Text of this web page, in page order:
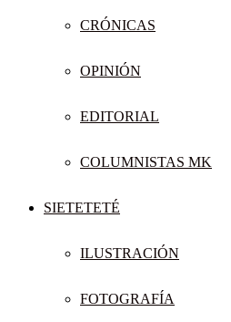
CRÓNICAS
OPINIÓN
EDITORIAL
COLUMNISTAS MK
SIETETETÉ
ILUSTRACIÓN
FOTOGRAFÍA